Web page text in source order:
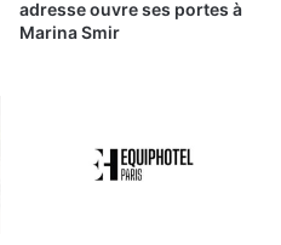
adresse ouvre ses portes à
Marina Smir